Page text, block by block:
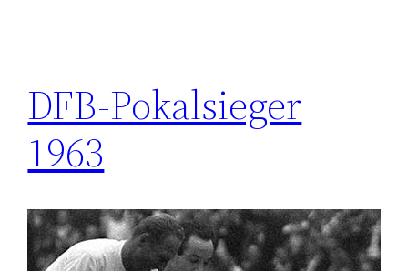
DFB-Pokalsieger
1963